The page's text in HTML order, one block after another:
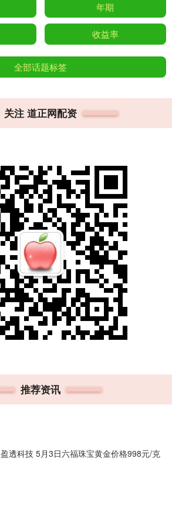
年期
收益率
全部话题标签
关注 道正网配资
推荐资讯
盈透科技 5月3日六福珠宝黄金价格998元/克